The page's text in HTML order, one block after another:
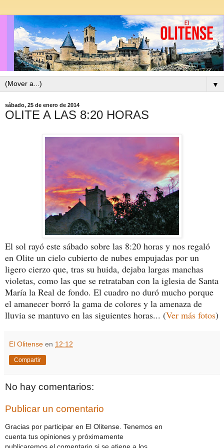
▼
sábado, 25 de enero de 2014
OLITE A LAS 8:20 HORAS
El sol rayó este sábado sobre las 8:20 horas y nos regaló
en Olite un cielo cubierto de nubes empujadas por un
ligero cierzo que, tras su huida, dejaba largas manchas
violetas, como las que se retrataban con la iglesia de Santa
María la Real de fondo. El cuadro no duró mucho porque
el amanecer borró la gama de colores y la amenaza de
lluvia se mantuvo en las siguientes horas... (Ver más fotos)
El Olitense en 12:12
Compartir
No hay comentarios:
Publicar un comentario
Gracias por participar en El Olitense. Tenemos en
cuenta tus opiniones y próximamente